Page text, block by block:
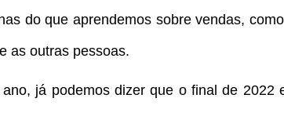
do que aprendemos sobre vendas,
as outras pessoas.
já podemos dizer que o final de 2022